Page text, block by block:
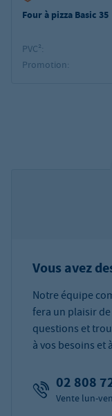
Four à pizza Basic 35
PVC²:
Promotion:
Vous avez
Notre équipe
fera un plaisir
questions et
à vos besoins et
02 808
Vente lun-